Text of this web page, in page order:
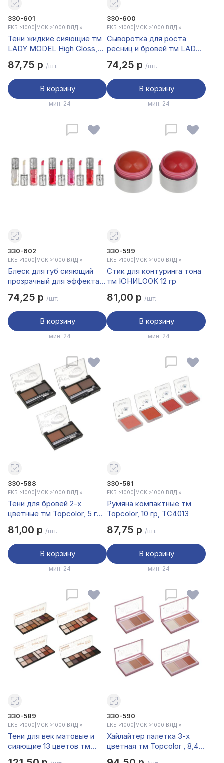
330-601
ЕКБ >1000 МСК >1000 ВЛД ×
Тени жидкие сияющие тм
LADY MODEL High Gloss,
87,75 р /шт.
В корзину
мин. 24
330-600
ЕКБ >1000 МСК >1000 ВЛД ×
Сыворотка для роста
ресниц и бровей тм LADY
74,25 р /шт.
В корзину
мин. 24
330-602
ЕКБ >1000 МСК >1000 ВЛД ×
Блеск для губ сияющий
прозрачный для эффекта
MODEL, 5мл, LM-334
74,25 р /шт.
В корзину
мин. 24
330-599
ЕКБ >1000 МСК >1000 ВЛД ×
Стик для контуринга тона
тм ЮНИLOOK 12 гр
81,00 р /шт.
В корзину
мин. 24
330-588
ЕКБ >1000 МСК >1000 ВЛД ×
Тени для бровей 2-х
цветные тм Topcolor, 5 гр,
81,00 р /шт.
В корзину
мин. 24
330-591
ЕКБ >1000 МСК >1000 ВЛД ×
Румяна компактные тм
Topcolor, 10 гр, TC4013
87,75 р /шт.
В корзину
мин. 24
330-589
ЕКБ >1000 МСК >1000 ВЛД ×
Тени для век матовые и
сияющие 13 цветов тм
330-590
ЕКБ >1000 МСК >1000 ВЛД ×
Хайлайтер палетка 3-х
цветная тм Topcolor , 8,4